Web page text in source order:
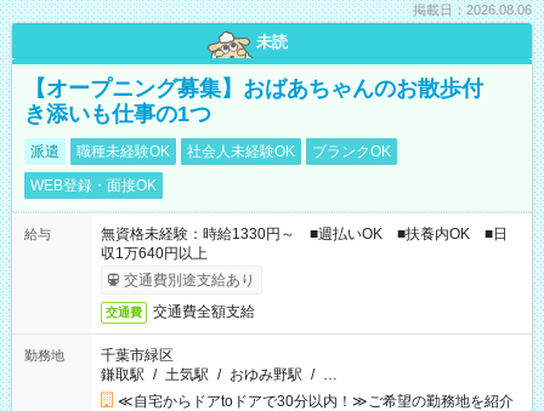
掲載日：2026.08.06
未読
【オープニング募集】おばあちゃんのお散歩付
き添いも仕事の1つ
派遣 職種未経験OK 社会人未経験OK
ブランクOK
WEB登録・面接OK
給与
無資格未経験：時給1330円～ ■週払いOK ■扶養内OK ■日
収1万640円以上
交通費別途支給あり
交通費 交通費全額支給
勤務地
千葉市緑区
鎌取駅 / 土気駅 / おゆみ野駅 / …
≪自宅からドアtoドアで30分以内！≫ご希望の勤務地を紹介